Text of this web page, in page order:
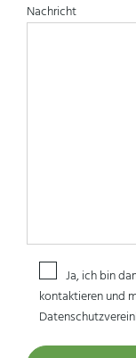
Nachricht
Ja, ich bin
kontaktieren und